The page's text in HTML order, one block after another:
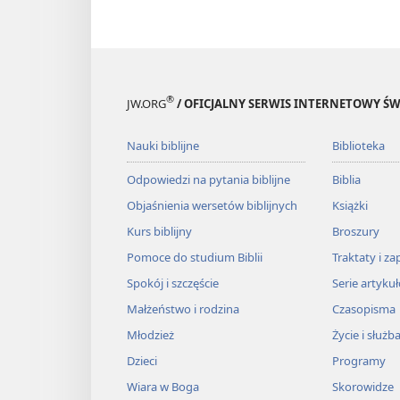
Do przemyślenia:Z którą z
sytuacji moglibyście
Mąż i żona mogą różnić się od
a mimo to tworzyć szczęśliwe
dopasowane, nie oznacza, że
małżonkowi może spodobać
A różne cechy charakteru
Z drugiej strony to ważne,
wartości
— to, w co wierzysz i
jest, powinna ci się zapalić
JW.ORG® / OFICJALNY SERWIS INTERNETOWY
Nauki biblijne
Odpowiedzi na pytania biblijne
Objaśnienia wersetów biblijnych
Kurs biblijny
Pomoce do studium Biblii
Spokój i szczęście
Małżeństwo i rodzina
Młodzież
Dzieci
Wiara w Boga
Biblioteka
Biblia
Książki
Broszury
Traktaty i
Serie
Czasopisma
Życie i służba
Programy
Skorowidze